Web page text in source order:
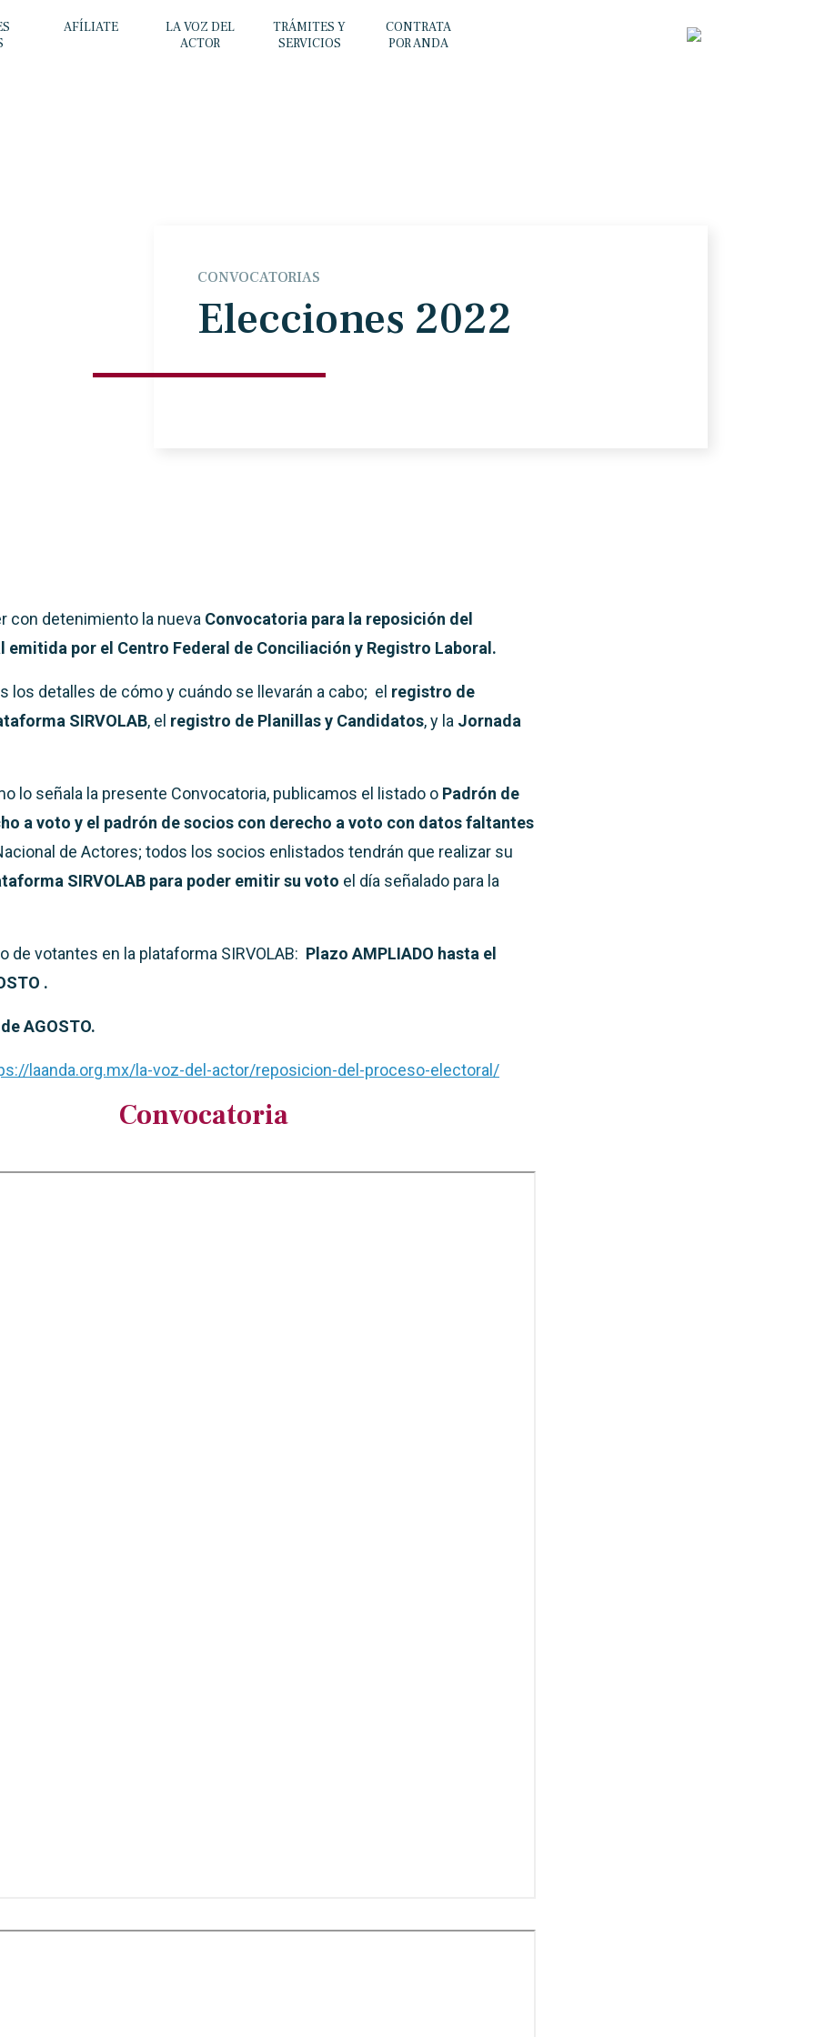
AFÍLIATE
LA VOZ DEL
ACTOR
TRÁMITES Y
SERVICIOS
CONTRATA
POR ANDA
CONVOCATORIAS
Elecciones 2022
con detenimiento la nueva Convocatoria para la reposición del
emitida por el Centro Federal de Conciliación y Registro Laboral.
los detalles de cómo y cuándo se llevarán a cabo; el registro de
SIRVOLAB, el registro de Planillas y Candidatos, y la Jornada
lo señala la presente Convocatoria, publicamos el listado o Padrón de
a voto y el padrón de socios con derecho a voto con datos faltantes
de Actores; todos los socios enlistados tendrán que realizar su
SIRVOLAB para poder emitir su voto el día señalado para la
de votantes en la plataforma SIRVOLAB: Plazo AMPLIADO hasta el
.
AGOSTO.
laanda.org.mx/la-voz-del-actor/reposicion-del-proceso-electoral/
Convocatoria